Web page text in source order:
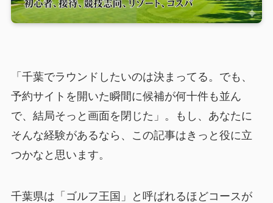
「千葉でラウンドしたいのは決まってる。でも、
予約サイトを開いた瞬間に候補が何十件も並ん
で、結局そっと画面を閉じた」。もし、あなたに
そんな経験があるなら、この記事はきっと役に立
つかなと思います。
千葉県は「ゴルフ王国」と呼ばれるほどコースが